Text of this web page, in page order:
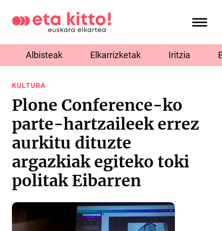
Albisteak Elkarrizketak Iritzia
KULTURA
Plone Conference-ko
parte-hartzaileek errez
aurkitu dituzte
argazkiak egiteko toki
politak Eibarren